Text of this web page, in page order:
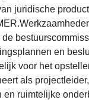
juridische
en
voor het
als
ruimtelijke